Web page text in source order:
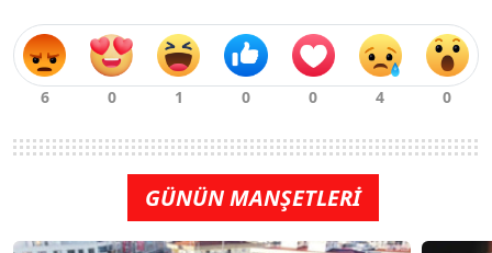
GÜNÜN MANŞETLERİ